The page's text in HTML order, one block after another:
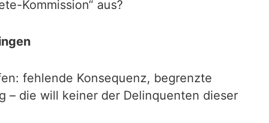
Kommission“ aus?
fehlende Konsequenz, begrenzte
– die will keiner der Delinquenten dieser